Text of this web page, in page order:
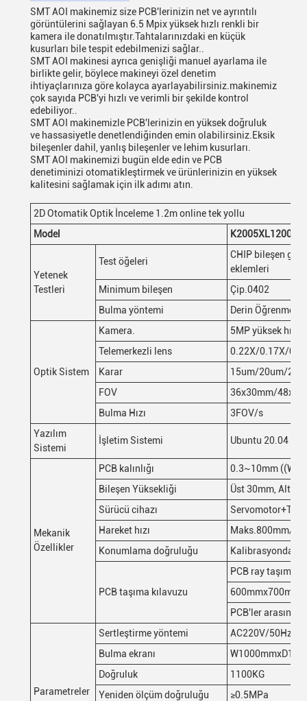
SMT AOI makinemiz size PCB'lerinizin net ve ayrıntılı
görüntülerini sağlayan 6.5 Mpix yüksek hızlı renkli bir
kamera ile donatılmıştır.Tahtalarınızdaki en küçük
kusurları bile tespit edebilmenizi sağlar..
SMT AOI makinesi ayrıca genişliği manuel ayarlama ile
birlikte gelir, böylece makineyi özel denetim
ihtiyaçlarınıza göre kolayca ayarlayabilirsiniz.makinemiz
çok sayıda PCB'yi hızlı ve verimli bir şekilde kontrol
edebiliyor..
SMT AOI makinemizle PCB'lerinizin en yüksek doğruluk
ve hassasiyetle denetlendiğinden emin olabilirsiniz.Eksik
bileşenler dahil, yanlış bileşenler ve lehim kusurları.
SMT AOI makinemizi bugün elde edin ve PCB
denetiminizi otomatikleştirmek ve ürünlerinizin en yüksek
kalitesini sağlamak için ilk adımı atın.
2D Otomatik Optik İnceleme 1.2m online tek yollu
Model
K2005XL1200
Yetenek
Testleri
Test öğeleri
CHIP bileşen
eklemleri
Minimum bileşen
Çip.0402
Bulma yöntemi
Derin Öğrenme,
Optik Sistem
Kamera.
5MP yüksek
Telemerkezli lens
0.22X/0.17X/
Karar
15um/20um/25
FOV
36x30mm/
Bulma Hızı
3FOV/s
Yazılım
Sistemi
İşletim Sistemi Ubuntu 20.04
Mekanik
Özellikler
PCB kalınlığı
0.3~10mm
Bileşen Yüksekliği
Üst 30mm, Alt
Sürücü cihazı
Hareket hızı
Maks.800mm/s
Konumlama doğruluğu
Kalibrasyondan
PCB taşıma kılavuzu
PCB ray taşıma
600mmx700mm
PCB'ler
Parametreler
Sertleştirme yöntemi
AC220V/50Hz/
Bulma ekranı
Doğruluk
1100KG
Yeniden ölçüm doğruluğu
≥0.5MPa